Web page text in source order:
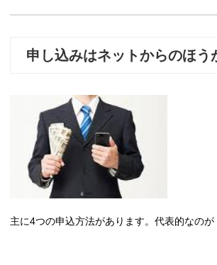
申し込みはネットからのほう
主に4つの申込方法があります。代表的なのが